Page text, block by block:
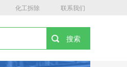
化工拆除 联系我们